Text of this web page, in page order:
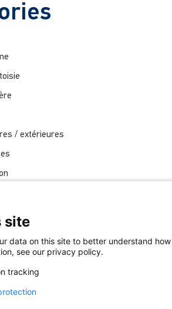
/ extérieures
Publié
site
data on this site to better understand
see our privacy policy.
tracking